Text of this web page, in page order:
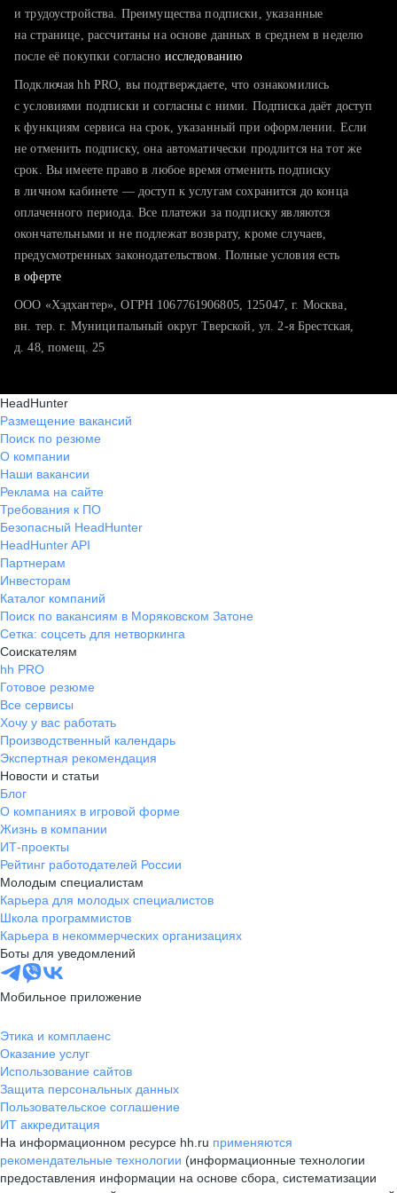
тратите много времени на поиск и вручную поднимаете
хотите сравнить себя с конкурентами и оценить шансы
и трудоустройства. Преимущества подписки, указанные
на странице, рассчитаны на основе данных в среднем в неделю
после её покупки согласно исследованию
Подключая hh PRO, вы подтверждаете, что ознакомились
с условиями подписки и согласны с ними. Подписка даёт доступ
к функциям сервиса на срок, указанный при оформлении. Если
не отменить подписку, она автоматически продлится на тот же
срок. Вы имеете право в любое время отменить подписку
в личном кабинете — доступ к услугам сохранится до конца
оплаченного периода. Все платежи за подписку являются
окончательными и не подлежат возврату, кроме случаев,
предусмотренных законодательством. Полные условия есть
в оферте
ООО «Хэдхантер», ОГРН 1067761906805, 125047, г. Москва,
вн. тер. г. Муниципальный округ Тверской, ул. 2-я Брестская,
д. 48, помещ. 25
HeadHunter
Размещение вакансий
Поиск по резюме
О компании
Наши вакансии
Реклама на сайте
Требования к ПО
Безопасный HeadHunter
HeadHunter API
Партнерам
Инвесторам
Каталог компаний
Поиск по вакансиям в Моряковском Затоне
Сетка: соцсеть для нетворкинга
Соискателям
hh PRO
Готовое резюме
Все сервисы
Хочу у вас работать
Производственный календарь
Экспертная рекомендация
Новости и статьи
Блог
О компаниях в игровой форме
Жизнь в компании
ИТ-проекты
Рейтинг работодателей России
Молодым специалистам
Карьера для молодых специалистов
Школа программистов
Карьера в некоммерческих организациях
Боты для уведомлений
Мобильное приложение
Этика и комплаенс
Оказание услуг
Использование сайтов
Защита персональных данных
Пользовательское соглашение
ИТ аккредитация
На информационном ресурсе hh.ru применяются
рекомендательные технологии (информационные технологии
предоставления информации на основе сбора, систематизации